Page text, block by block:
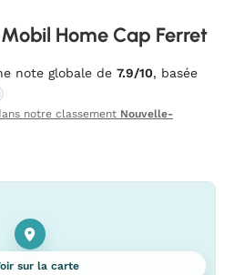
Mobil Home Cap Ferret
note globale de 7.9/10, basée
notre classement Nouvelle-
sur la carte